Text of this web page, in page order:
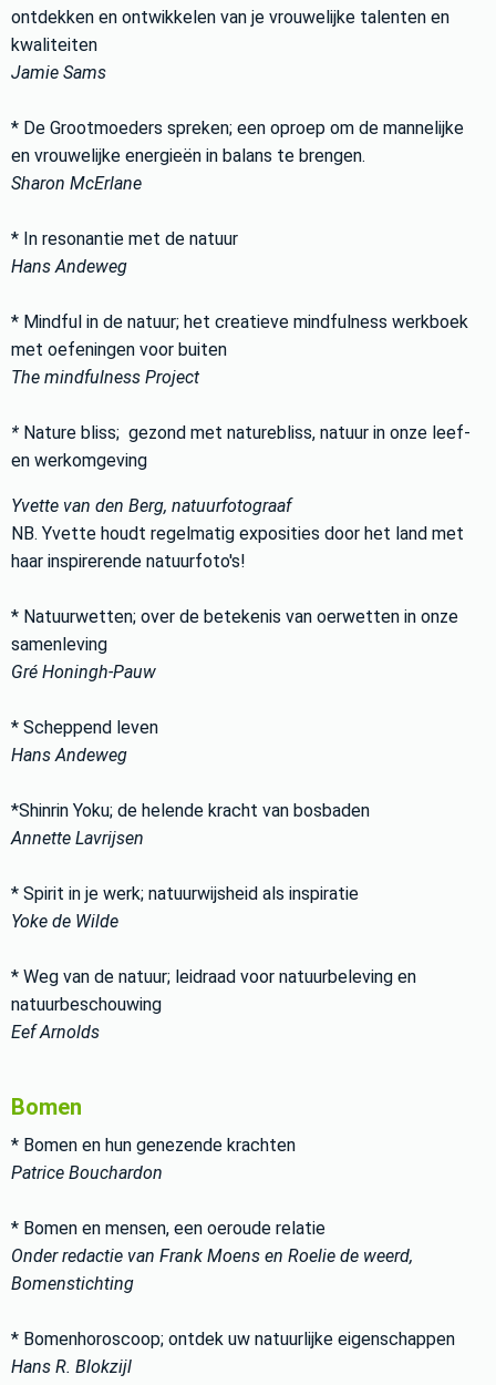
ontdekken en ontwikkelen van je vrouwelijke talenten en
kwaliteiten
Jamie Sams
* De Grootmoeders spreken; een oproep om de mannelijke
en vrouwelijke energieën in balans te brengen.
Sharon McErlane
* In resonantie met de natuur
Hans Andeweg
* Mindful in de natuur; het creatieve mindfulness werkboek
met oefeningen voor buiten
The mindfulness Project
* Nature bliss; gezond met naturebliss, natuur in onze leef-
en werkomgeving
Yvette van den Berg, natuurfotograaf
NB. Yvette houdt regelmatig exposities door het land met
haar inspirerende natuurfoto's!
* Natuurwetten; over de betekenis van oerwetten in onze
samenleving
Gré Honingh-Pauw
* Scheppend leven
Hans Andeweg
*Shinrin Yoku; de helende kracht van bosbaden
Annette Lavrijsen
* Spirit in je werk; natuurwijsheid als inspiratie
Yoke de Wilde
* Weg van de natuur; leidraad voor natuurbeleving en
natuurbeschouwing
Eef Arnolds
Bomen
* Bomen en hun genezende krachten
Patrice Bouchardon
* Bomen en mensen, een oeroude relatie
Onder redactie van Frank Moens en Roelie de weerd,
Bomenstichting
* Bomenhoroscoop; ontdek uw natuurlijke eigenschappen
Hans R. Blokzijl